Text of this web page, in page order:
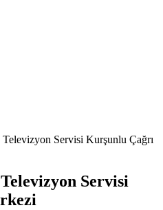
Servisi Kurşunlu Çağrı
Servisi